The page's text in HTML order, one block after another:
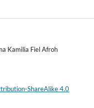
Kamilia Fiel Afroh
ShareAlike 4.0